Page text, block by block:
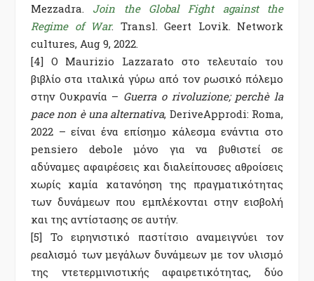
Mezzadra. Join the Global Fight against the
Regime of War. Transl. Geert Lovik. Network
cultures, Aug 9, 2022.
[4] Ο Maurizio Lazzarato στο τελευταίο του
βιβλίο στα ιταλικά γύρω από τον ρωσικό πόλεμο
στην Ουκρανία – Guerra o rivoluzione; perchè la
pace non è una alternativa, DeriveApprodi: Roma,
2022 – είναι ένα επίσημο κάλεσμα ενάντια στο
pensiero debole μόνο για να βυθιστεί σε
αδύναμες αφαιρέσεις και διαλείπουσες αθροίσεις
χωρίς καμία κατανόηση της πραγματικότητας
των δυνάμεων που εμπλέκονται στην εισβολή
και της αντίστασης σε αυτήν.
[5] Το ειρηνιστικό παστίτσιο αναμειγνύει τον
ρεαλισμό των μεγάλων δυνάμεων με τον υλισμό
της ντετερμινιστικής αφαιρετικότητας, δύο